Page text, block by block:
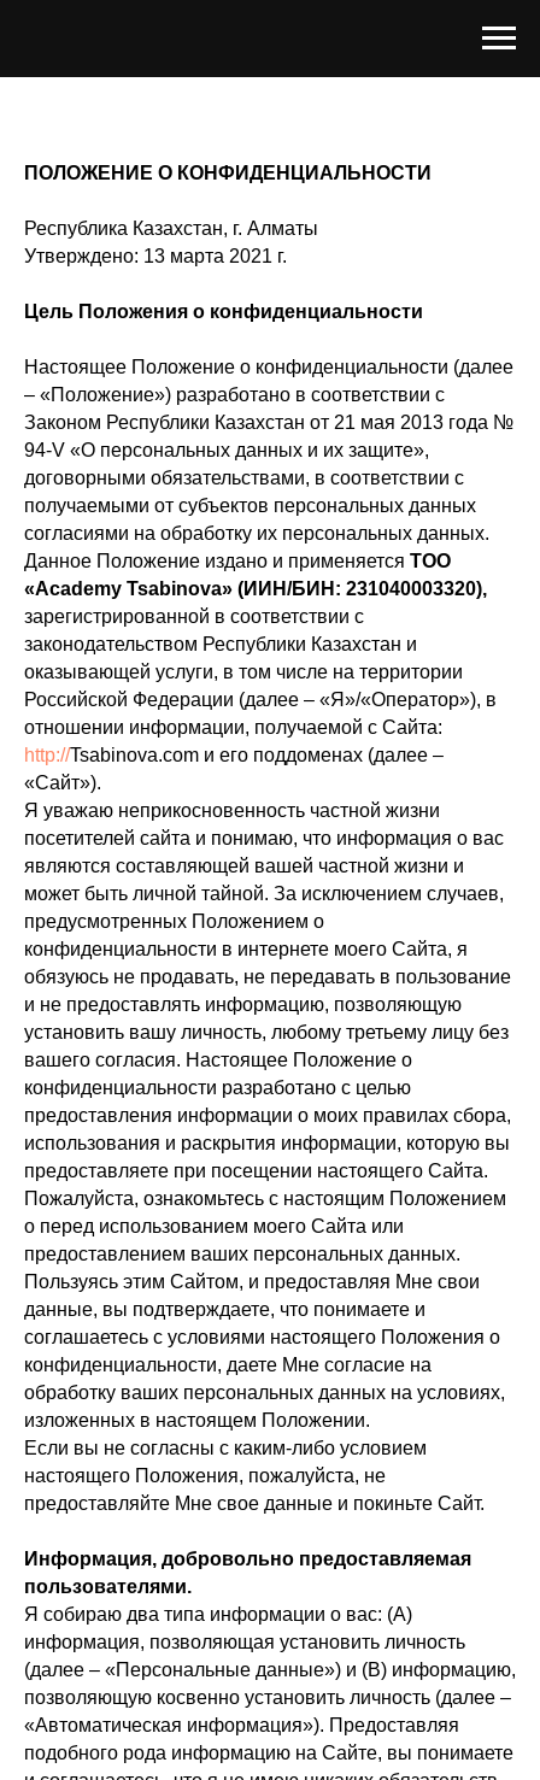
ПОЛОЖЕНИЕ О КОНФИДЕНЦИАЛЬНОСТИ
Республика Казахстан, г. Алматы
Утверждено: 13 марта 2021 г.
Цель Положения о конфиденциальности
Настоящее Положение о конфиденциальности (далее
– «Положение») разработано в соответствии с
Законом Республики Казахстан от 21 мая 2013 года №
94-V «О персональных данных и их защите»,
договорными обязательствами, в соответствии с
получаемыми от субъектов персональных данных
согласиями на обработку их персональных данных.
Данное Положение издано и применяется TOO
«Academy Tsabinova» (ИИН/БИН: 231040003320),
зарегистрированной в соответствии с
законодательством Республики Казахстан и
оказывающей услуги, в том числе на территории
Российской Федерации (далее – «Я»/«Оператор»), в
отношении информации, получаемой с Сайта:
http://Tsabinova.com и его поддоменах (далее –
«Сайт»).
Я уважаю неприкосновенность частной жизни
посетителей сайта и понимаю, что информация о вас
являются составляющей вашей частной жизни и
может быть личной тайной. За исключением случаев,
предусмотренных Положением о
конфиденциальности в интернете моего Сайта, я
обязуюсь не продавать, не передавать в пользование
и не предоставлять информацию, позволяющую
установить вашу личность, любому третьему лицу без
вашего согласия. Настоящее Положение о
конфиденциальности разработано с целью
предоставления информации о моих правилах сбора,
использования и раскрытия информации, которую вы
предоставляете при посещении настоящего Сайта.
Пожалуйста, ознакомьтесь с настоящим Положением
о перед использованием моего Сайта или
предоставлением ваших персональных данных.
Пользуясь этим Сайтом, и предоставляя Мне свои
данные, вы подтверждаете, что понимаете и
соглашаетесь с условиями настоящего Положения о
конфиденциальности, даете Мне согласие на
обработку ваших персональных данных на условиях,
изложенных в настоящем Положении.
Если вы не согласны с каким-либо условием
настоящего Положения, пожалуйста, не
предоставляйте Мне свое данные и покиньте Сайт.
Информация, добровольно предоставляемая
пользователями.
Я собираю два типа информации о вас: (A)
информация, позволяющая установить личность
(далее – «Персональные данные») и (В) информацию,
позволяющую косвенно установить личность (далее –
«Автоматическая информация»). Предоставляя
подобного рода информацию на Сайте, вы понимаете